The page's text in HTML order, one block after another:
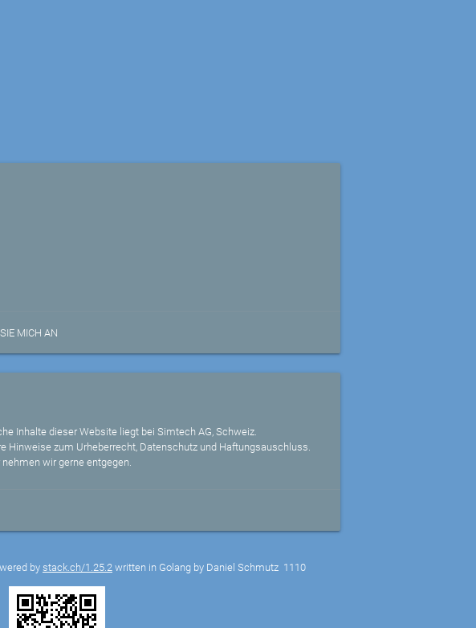
MICH AN
Inhalte dieser Website liegt bei Simtech AG, Schweiz.
Hinweise zum Urheberrecht, Datenschutz und Haftungsauschluss.
wir gerne entgegen.
bystack.ch/1.25.2written in Golang by Daniel Schmutz 1110